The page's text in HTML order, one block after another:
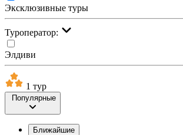
Эксклюзивные туры
Туроператор:
Элдиви
1 тур
Популярные
Ближайшие